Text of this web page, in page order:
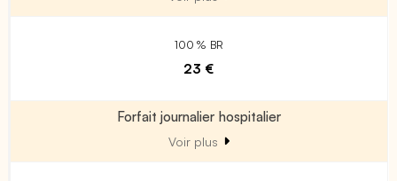
100 % BR
23 €
Forfait journalier hospitalier
Voir plus